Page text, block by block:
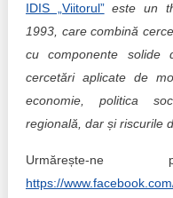
IDIS „Viitorul” este un
1993, care combină
cu componente solide
cercetări aplicate de
economie, politica
regională, dar și riscurile
Urmărește-
https://